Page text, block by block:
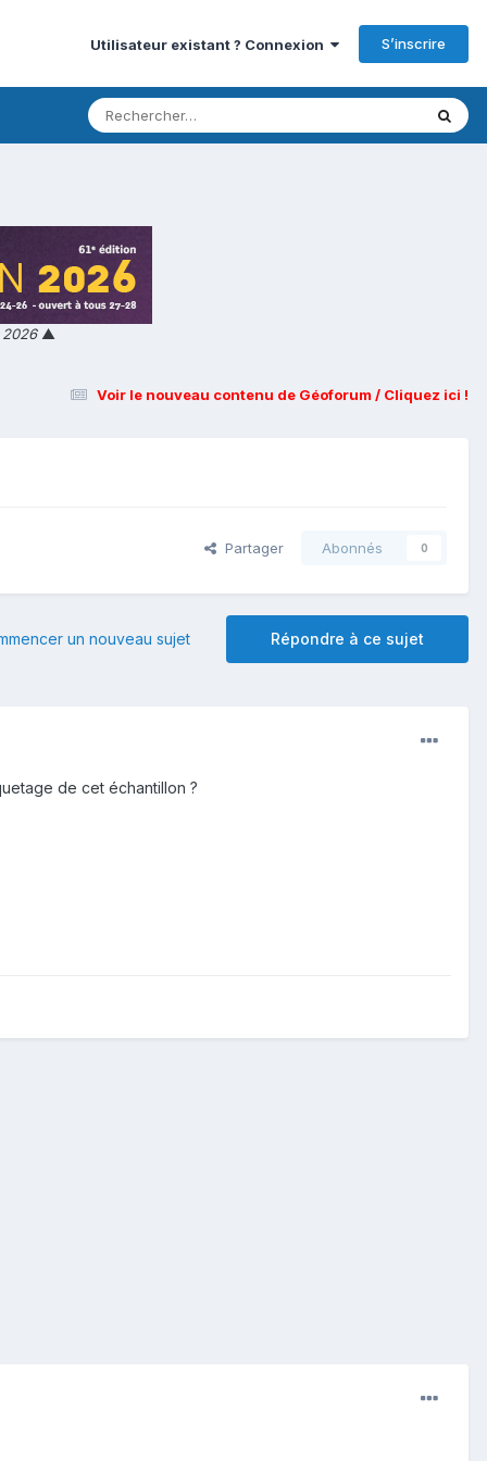
Utilisateur existant ? Connexion S’inscrire
▲
Voir le nouveau contenu de Géoforum / Cliquez ici !
Partager Abonnés 0
Répondre à ce sujet
un nouveau sujet
de cet échantillon ?